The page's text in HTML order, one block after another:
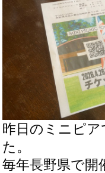
昨日のミニピ
た。
毎年長野県で開